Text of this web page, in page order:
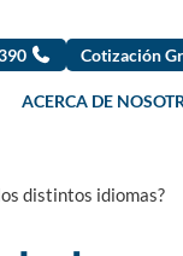
Cotización
ACERCA DE
distintos idiomas?